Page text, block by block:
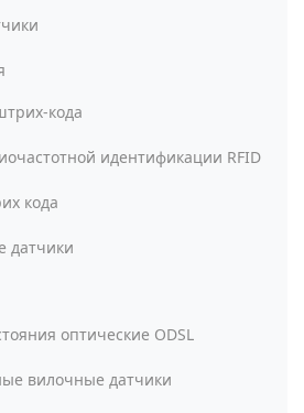
кода
идентификации RFID
кода
датчики
оптические ODSL
вилочные датчики